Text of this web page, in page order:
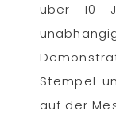
über 10
Stempel
auf der